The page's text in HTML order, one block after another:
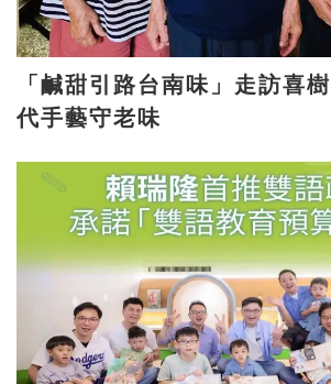
「鹹甜引路台南味」走訪喜樹 義美香傳兩
代手藝守老味